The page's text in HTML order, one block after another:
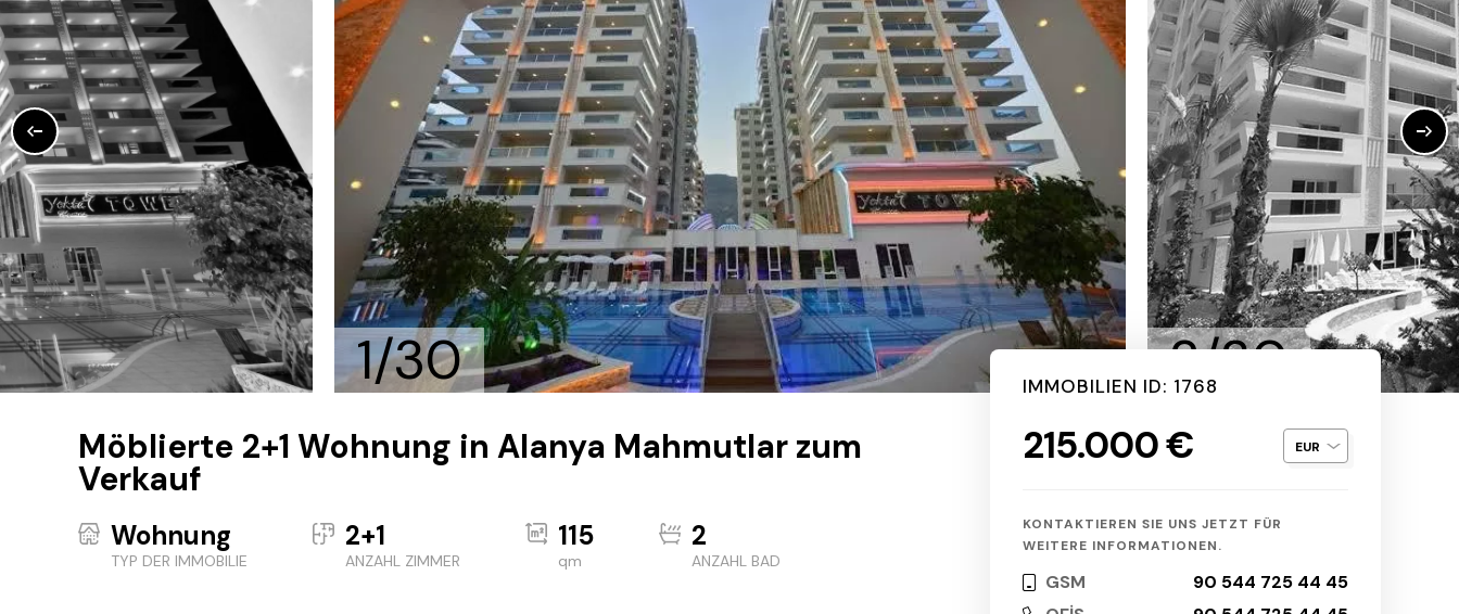
1/30 2/30
IMMOBILIEN ID: 1768
215.000 €
KONTAKTIEREN SIE UNS JETZT FÜR
WEITERE INFORMATIONEN.
GSM
90 544 725 44 45
Möblierte 2+1 Wohnung in Alanya Mahmutlar zum
Verkauf
Wohnung
TYP DER IMMOBILIE
2+1
ANZAHL ZIMMER
115
qm
2
ANZAHL BAD